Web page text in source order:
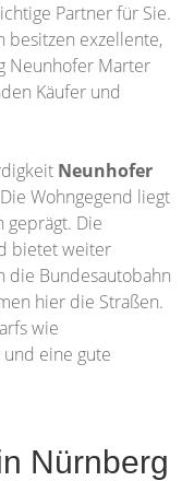
Partner für Sie.
besitzen exzellente,
Neunhofer Marter
Käufer und
Neunhofer
Wohngegend liegt
Die
bietet weiter
die Bundesautobahn
hier die Straßen.
wie
eine gute
Nürnberg